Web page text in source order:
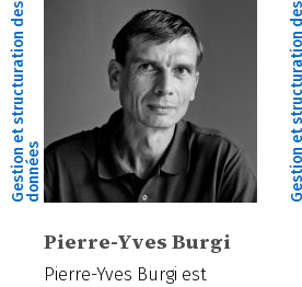
G
e
s
t
i
o
n
e
t
s
t
r
u
c
t
u
r
a
t
i
o
n
d
e
s
d
o
n
n
é
es
Pierre-Yves Burgi
Pierre-Yves Burgi est